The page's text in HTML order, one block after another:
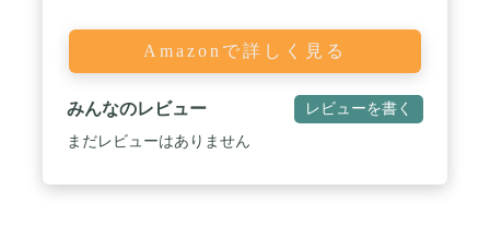
Amazonで詳しく見る
みんなのレビュー レビューを書く
まだレビューはありません